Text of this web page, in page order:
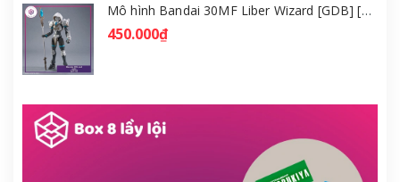
Mô hình Bandai 30MF Liber Wizard [GDB] [30MF]
450.000₫